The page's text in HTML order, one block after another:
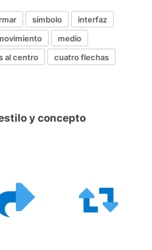
símbolo
interfaz
medio
al centro
cuatro flechas
y concepto